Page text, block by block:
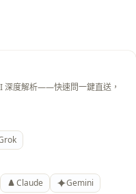
深度解析——快速問一鍵直送，
Claude Gemini